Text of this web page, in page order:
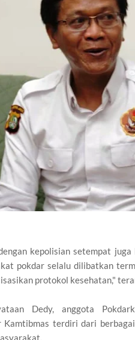
kepolisian setempat juga
pokdar selalu dilibatkan
protokol kesehatan,"
Dedy, anggota
Kamtibmas terdiri dari